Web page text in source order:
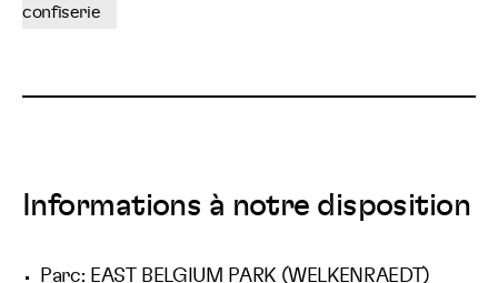
confiserie
Informations à notre disposition
Parc: EAST BELGIUM PARK (WELKENRAEDT)